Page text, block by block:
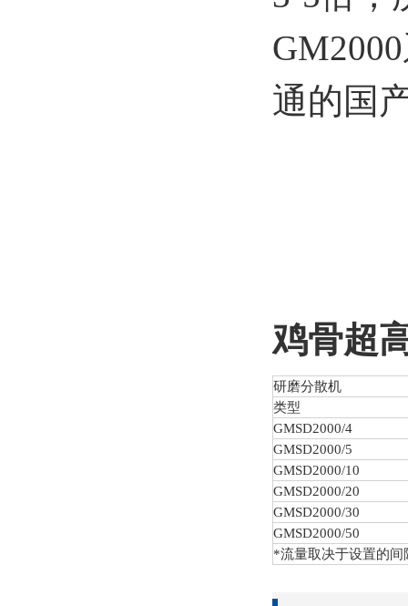
通的国
鸡骨超
研磨分散机
类型
GMSD2000/4
GMSD2000/5
GMSD2000/10
GMSD2000/20
GMSD2000/30
GMSD2000/50
*流量取决于设置的间